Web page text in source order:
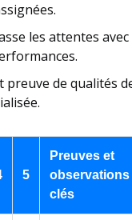
les attentes avec
preuve de qualités
5
Preuves et
observations
clés